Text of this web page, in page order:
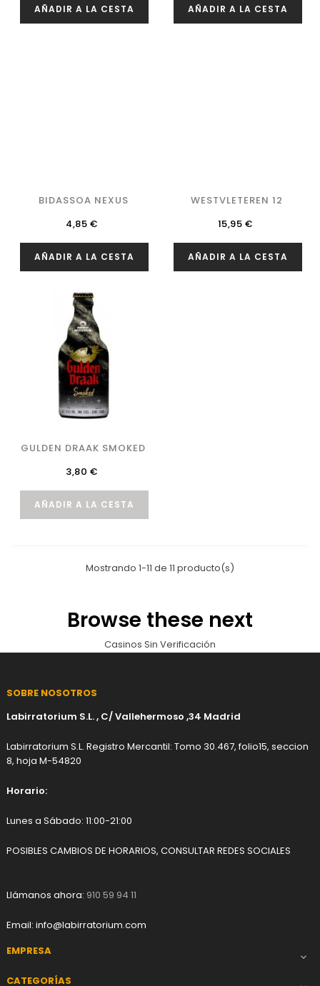
AÑADIR A LA CESTA AÑADIR A LA CESTA
BIDASSOA NEXUS
Precio
4,85 €
AÑADIR A LA CESTA
WESTVLETEREN 12
Precio
15,95 €
AÑADIR A LA CESTA
GULDEN DRAAK SMOKED
Precio
3,80 €
AÑADIR A LA CESTA
Mostrando 1-11 de 11 producto(s)
Browse these next
Casinos Sin Verificación
SOBRE NOSOTROS
Labirratorium S.L. , C/ Vallehermoso ,34 Madrid
Labirratorium S.L. Registro Mercantil: Tomo 30.467, folio15, seccion
8, hoja M-54820
Horario:
Lunes a Sábado: 11:00-21:00
POSIBLES CAMBIOS DE HORARIOS, CONSULTAR REDES SOCIALES
Llámanos ahora: 910 59 94 11
Email: info@labirratorium.com
EMPRESA

CATEGORÍAS